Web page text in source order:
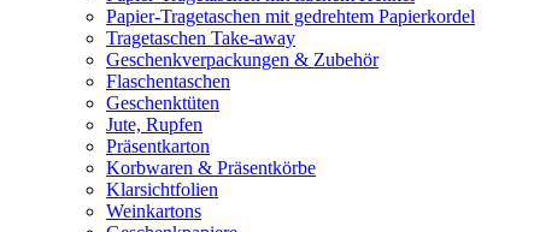
Papier-Tragetaschen mit gedrehtem Papierkordel
Tragetaschen Take-away
Geschenkverpackungen & Zubehör
Flaschentaschen
Geschenktüten
Jute, Rupfen
Präsentkarton
Korbwaren & Präsentkörbe
Klarsichtfolien
Weinkartons